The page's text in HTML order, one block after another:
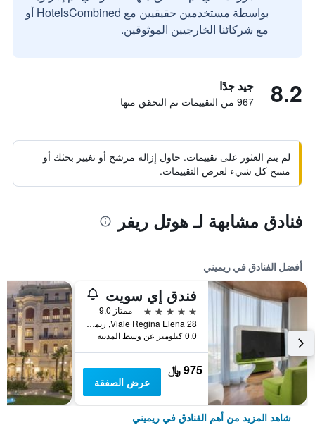
بواسطة مستخدمين حقيقيين مع HotelsCombined أو
مع شركائنا الخارجيين الموثوقين.
8.2 جيد جدًا
967 من التقييمات تم التحقق منها
لم يتم العثور على تقييمات. حاول إزالة مرشح أو تغيير بحثك أو
مسح كل شيء لعرض التقييمات.
فنادق مشابهة لـ هوتل ريفر
أفضل الفنادق في ريميني
فندق إي سويت
5 نجوم
ممتاز 9.0
Viale Regina Elena 28, ريميني, مقاطعة ريميني, إيطاليا
0.0 كيلومتر عن وسط المدينة
975 ﷼
عرض الصفقة
شاهد المزيد من أهم الفنادق في ريميني